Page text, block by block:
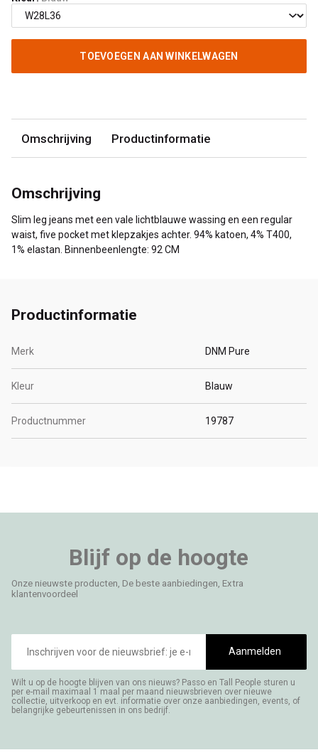
TOEVOEGEN AAN WINKELWAGEN
Omschrijving Productinformatie
Omschrijving
Slim leg jeans met een vale lichtblauwe wassing en een regular
waist, five pocket met klepzakjes achter. 94% katoen, 4% T400,
1% elastan. Binnenbeenlengte: 92 CM
Productinformatie
Merk DNM Pure
Kleur Blauw
Productnummer 19787
Blijf op de hoogte
Onze nieuwste producten, De beste aanbiedingen, Extra
klantenvoordeel
mailadres
Aanmelden
Wilt u op de hoogte blijven van ons nieuws? Passo en Tall People sturen u
per e-mail maximaal 1 maal per maand nieuwsbrieven over nieuwe
collectie, uitverkoop en evt. informatie over onze aanbiedingen, events, of
belangrijke gebeurtenissen in ons bedrijf.